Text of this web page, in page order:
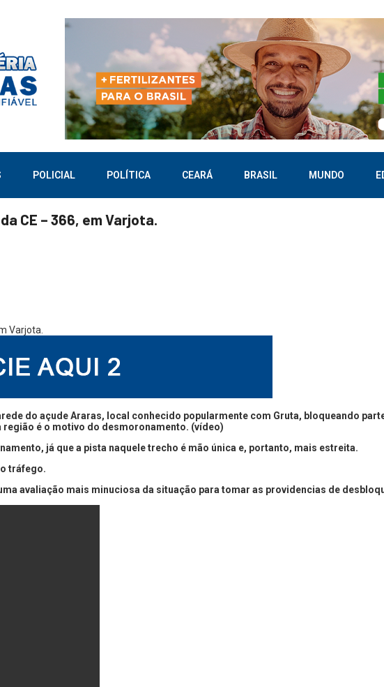
POLICIAL POLÍTICA CEARÁ BRASIL MUNDO
CE – 366, em Varjota.
do açude Araras, local conhecido popularmente com Gruta, bloqueando
é o motivo do desmoronamento. (vídeo)
já que a pista naquele trecho é mão única e, portanto, mais estreita.
tráfego.
avaliação mais minuciosa da situação para tomar as providencias de